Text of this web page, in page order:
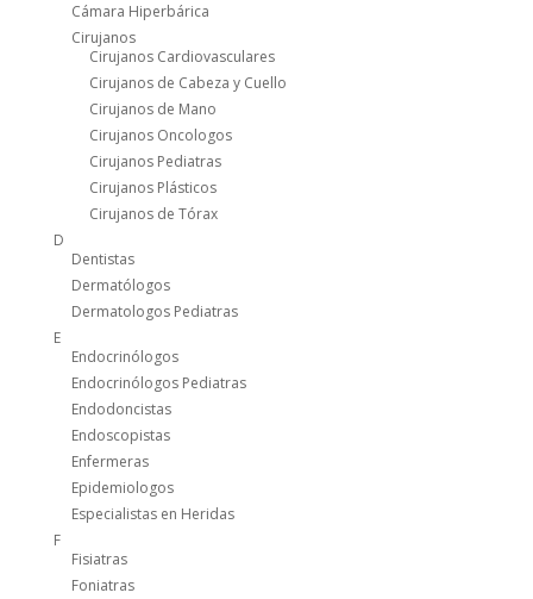
Cámara Hiperbárica
Cirujanos
Cirujanos Cardiovasculares
Cirujanos de Cabeza y Cuello
Cirujanos de Mano
Cirujanos Oncologos
Cirujanos Pediatras
Cirujanos Plásticos
Cirujanos de Tórax
D
Dentistas
Dermatólogos
Dermatologos Pediatras
E
Endocrinólogos
Endocrinólogos Pediatras
Endodoncistas
Endoscopistas
Enfermeras
Epidemiologos
Especialistas en Heridas
F
Fisiatras
Foniatras